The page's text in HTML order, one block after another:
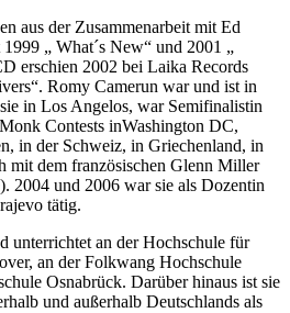
aus der Zusammenarbeit mit Ed
„ What´s New“ und 2001 „
erschien 2002 bei Laika Records
Romy Camerun war und ist in
in Los Angelos, war Semifinalistin
Contests inWashington DC,
in der Schweiz, in Griechenland, in
mit dem französischen Glenn Miller
2004 und 2006 war sie als Dozentin
tätig.
unterrichtet an der Hochschule für
an der Folkwang Hochschule
Osnabrück. Darüber hinaus ist sie
und außerhalb Deutschlands als